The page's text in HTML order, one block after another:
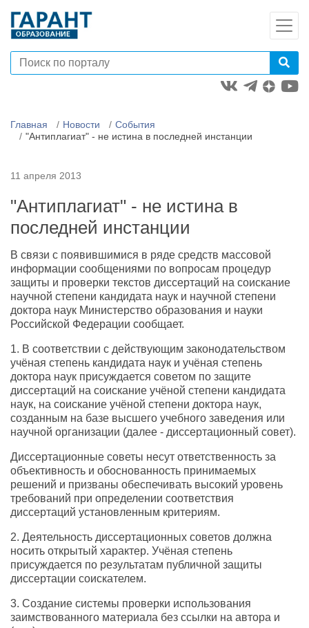
Главная Новости
События
"Антиплагиат" - не истина в последней инстанции
11 апреля 2013
"Антиплагиат" - не истина в
последней инстанции
В связи с появившимися в ряде средств массовой
информации сообщениями по вопросам процедур
защиты и проверки текстов диссертаций на соискание
научной степени кандидата наук и научной степени
доктора наук Министерство образования и науки
Российской Федерации сообщает.
1. В соответствии с действующим законодательством
учёная степень кандидата наук и учёная степень
доктора наук присуждается советом по защите
диссертаций на соискание учёной степени кандидата
наук, на соискание учёной степени доктора наук,
созданным на базе высшего учебного заведения или
научной организации (далее - диссертационный совет).
Диссертационные советы несут ответственность за
объективность и обоснованность принимаемых
решений и призваны обеспечивать высокий уровень
требований при определении соответствия
диссертаций установленным критериям.
2. Деятельность диссертационных советов должна
носить открытый характер. Учёная степень
присуждается по результатам публичной защиты
диссертации соискателем.
3. Создание системы проверки использования
заимствованного материала без ссылки на автора и